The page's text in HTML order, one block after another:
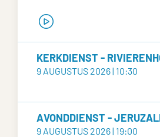
KERKDIENST -
9 AUGUSTUS 2026 | 10:30
AVONDDIENST -
9 AUGUSTUS 2026 | 19:00